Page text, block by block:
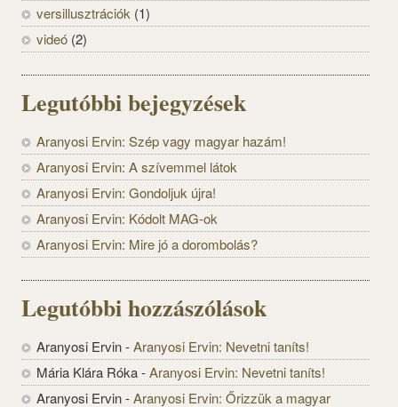
versillusztrációk (1)
videó (2)
Legutóbbi bejegyzések
Aranyosi Ervin: Szép vagy magyar hazám!
Aranyosi Ervin: A szívemmel látok
Aranyosi Ervin: Gondoljuk újra!
Aranyosi Ervin: Kódolt MAG-ok
Aranyosi Ervin: Mire jó a dorombolás?
Legutóbbi hozzászólások
Aranyosi Ervin-Aranyosi Ervin: Nevetni taníts!
Mária Klára Róka-Aranyosi Ervin: Nevetni taníts!
Aranyosi Ervin-Aranyosi Ervin: Őrizzük a magyar